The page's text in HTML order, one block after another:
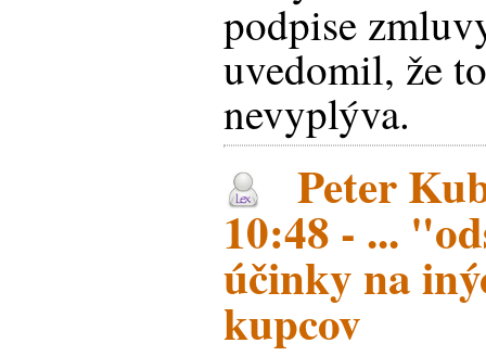
podpise
uvedomil, že
nevyplýva.
Peter
10:48 - ...
účinky na
kupcov